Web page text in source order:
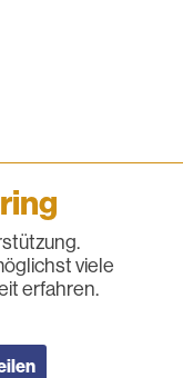
viele
erfahren.